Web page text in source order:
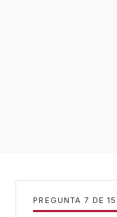
PREGUNTA DE 15